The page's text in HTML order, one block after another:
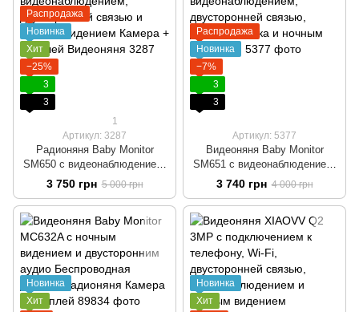
Распродажа
Новинка
Хит
−25%
3
3
1
Артикул: 3287
Радионяня Baby Monitor
SM650 с видеонаблюдением,
двусторонней связью и
ночным видением Камера +
дисплей Видеоняня
3 750 грн 5 000 грн
Распродажа
Новинка
−7%
3
3
Артикул: 5377
Видеоняня Baby Monitor
SM651 с видеонаблюдением,
двусторонней связью,
датчиком звука и ночным
видением
3 740 грн 4 000 грн
Новинка
Хит
Новинка
Хит